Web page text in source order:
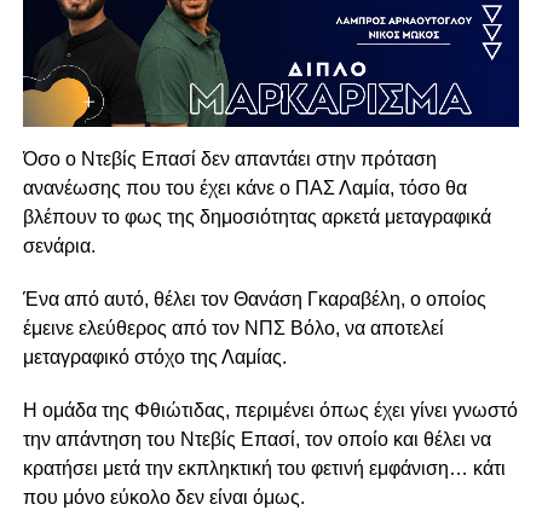
Όσο ο Ντεβίς Επασί δεν απαντάει στην πρόταση
ανανέωσης που του έχει κάνε ο ΠΑΣ Λαμία, τόσο θα
βλέπουν το φως της δημοσιότητας αρκετά μεταγραφικά
σενάρια.
Ένα από αυτό, θέλει τον Θανάση Γκαραβέλη, ο οποίος
έμεινε ελεύθερος από τον ΝΠΣ Βόλο, να αποτελεί
μεταγραφικό στόχο της Λαμίας.
Η ομάδα της Φθιώτιδας, περιμένει όπως έχει γίνει γνωστό
την απάντηση του Ντεβίς Επασί, τον οποίο και θέλει να
κρατήσει μετά την εκπληκτική του φετινή εμφάνιση… κάτι
που μόνο εύκολο δεν είναι όμως.